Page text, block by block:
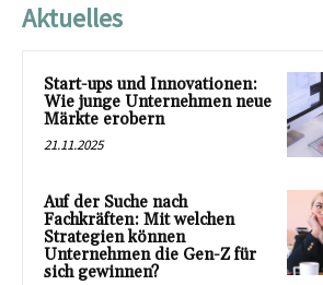
Aktuelles
Start-ups und Innovationen:
Wie junge Unternehmen neue
Märkte erobern
21.11.2025
Auf der Suche nach
Fachkräften: Mit welchen
Strategien können
Unternehmen die Gen-Z für
sich gewinnen?